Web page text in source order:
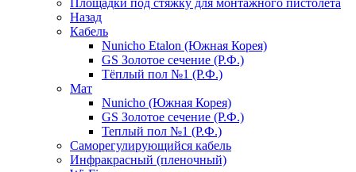
Назад
Кабель
Nunicho Etalon (Южная Корея)
GS Золотое сечение (Р.Ф.)
Тёплый пол №1 (Р.Ф.)
Мат
Nunicho (Южная Корея)
GS Золотое сечение (Р.Ф.)
Теплый пол №1 (Р.Ф.)
Саморегулирующийся кабель
Инфракрасный (пленочный)